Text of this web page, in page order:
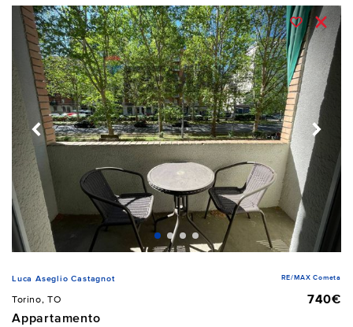
Luca Aseglio Castagnot RE/MAX Cometa
Torino, TO
740€
Appartamento